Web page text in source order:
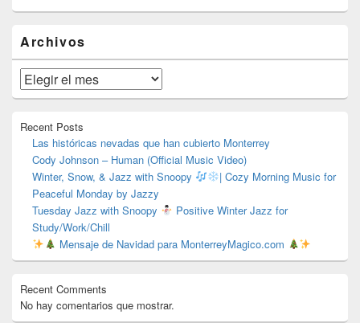
área
de
widget
barra
lateral
Archivos
Archivos
Recent Posts
Las históricas nevadas que han cubierto Monterrey
Cody Johnson – Human (Official Music Video)
Winter, Snow, & Jazz with Snoopy
| Cozy Morning Music for
Peaceful Monday by Jazzy
Tuesday Jazz with Snoopy
Positive Winter Jazz for
Study/Work/Chill
Mensaje de Navidad para MonterreyMagico.com
Recent Comments
No hay comentarios que mostrar.